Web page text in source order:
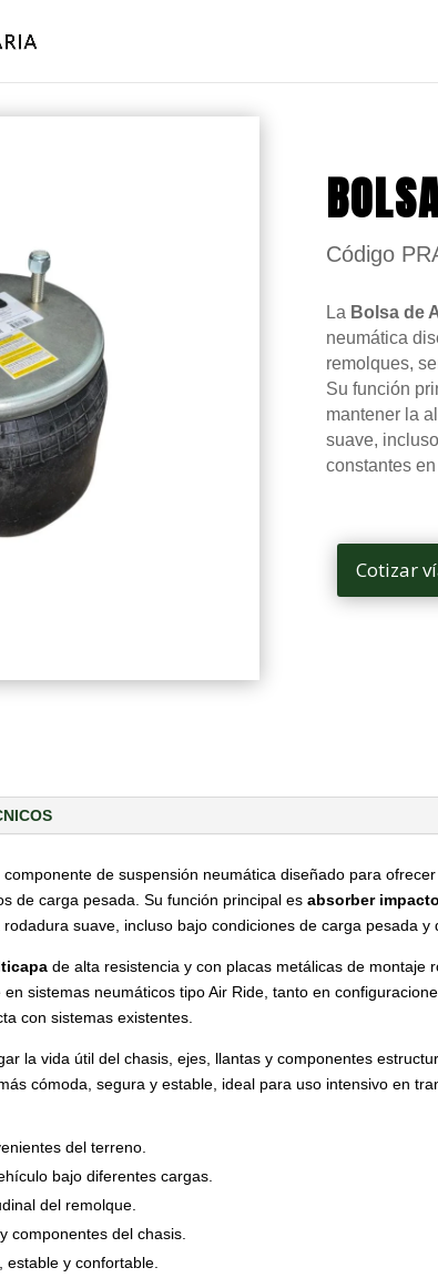
Código
La Bolsa de
neumática
remolques,
Su función
mantener la
suave,
constantes
Cotizar
componente de suspensión neumática diseñado para
de carga pesada. Su función principal esabsorber
suave, incluso bajo condiciones de carga pesada y
de alta resistencia y con placas metálicas de montaje
sistemas neumáticos tipo Air Ride, tanto en
con sistemas existentes.
la vida útil del chasis, ejes, llantas y componentes
cómoda, segura y estable, ideal para uso intensivo en
del terreno.
bajo diferentes cargas.
del remolque.
componentes del chasis.
y confortable.